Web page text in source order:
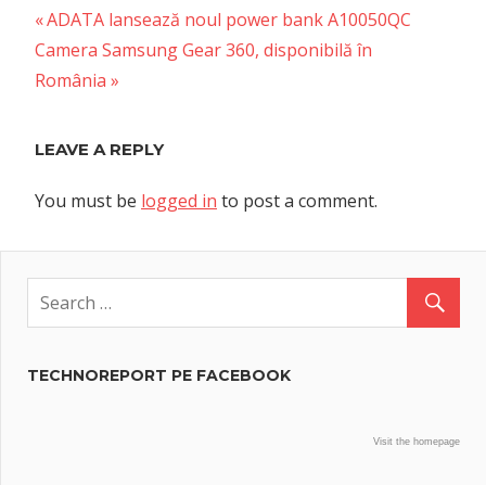
Post
navigation
Previous
Post:
ADATA lansează noul power bank A10050QC
Next
Post:
Camera Samsung Gear 360, disponibilă în
România
LEAVE A REPLY
You must be logged in to post a comment.
TECHNOREPORT PE FACEBOOK
Visit the homepage